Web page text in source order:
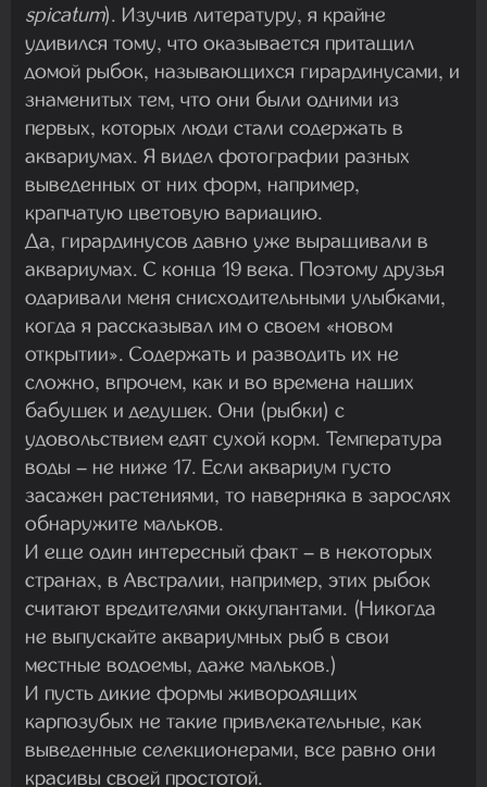
spicatum). Изучив литературу, я крайне
удивился тому, что оказывается притащил
домой рыбок, называющихся гирардинусами, и
знаменитых тем, что они были одними из
первых, которых люди стали содержать в
аквариумах. Я видел фотографии разных
выведенных от них форм, например,
крапчатую цветовую вариацию.
Да, гирардинусов давно уже выращивали в
аквариумах. С конца 19 века. Поэтому друзья
одаривали меня снисходительными улыбками,
когда я рассказывал им о своем «новом
открытии». Содержать и разводить их не
сложно, впрочем, как и во времена наших
бабушек и дедушек. Они (рыбки) с
удовольствием едят сухой корм. Температура
воды – не ниже 17. Если аквариум густо
засажен растениями, то наверняка в зарослях
обнаружите мальков.
И еще один интересный факт – в некоторых
странах, в Австралии, например, этих рыбок
считают вредителями оккупантами. (Никогда
не выпускайте аквариумных рыб в свои
местные водоемы, даже мальков.)
И пусть дикие формы живородящих
карпозубых не такие привлекательные, как
выведенные селекционерами, все равно они
красивы своей простотой.